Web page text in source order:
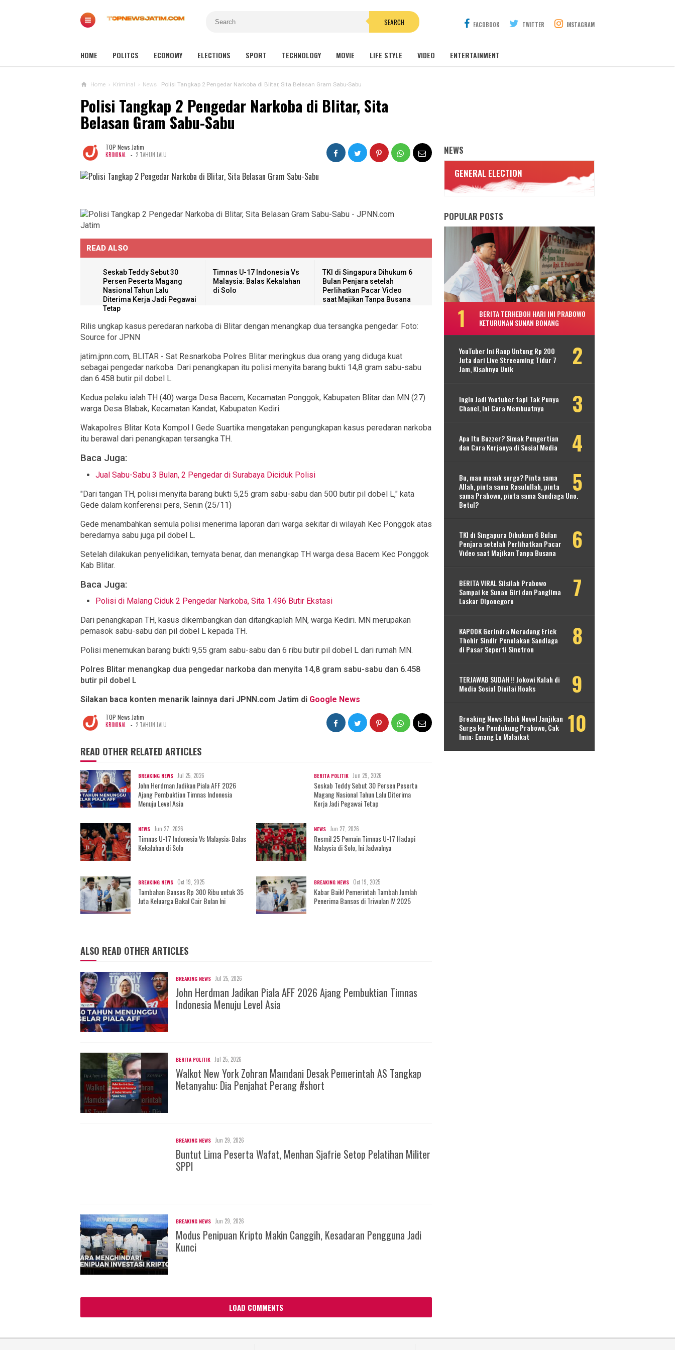
SEARCH FACOBOOK TWITTER INSTAGRAM
HOME POLITCS ECONOMY ELECTIONS SPORT TECHNOLOGY MOVIE LIFE STYLE VIDEO ENTERTAINMENT
Home › Kriminal › News Polisi Tangkap 2 Pengedar Narkoba di Blitar, Sita Belasan Gram Sabu-Sabu
Polisi Tangkap 2 Pengedar Narkoba di Blitar, Sita
Belasan Gram Sabu-Sabu
TOP News Jatim
KRIMINAL - 2 TAHUN LALU
READ ALSO
Seskab Teddy Sebut 30
Persen Peserta Magang
Nasional Tahun Lalu
Diterima Kerja Jadi Pegawai
Tetap
Timnas U-17 Indonesia Vs
Malaysia: Balas Kekalahan
di Solo
TKI di Singapura Dihukum 6
Bulan Penjara setelah
Perlihatkan Pacar Video
saat Majikan Tanpa Busana
Rilis ungkap kasus peredaran narkoba di Blitar dengan menangkap dua tersangka pengedar. Foto:
Source for JPNN
jatim.jpnn.com, BLITAR - Sat Resnarkoba Polres Blitar meringkus dua orang yang diduga kuat
sebagai pengedar narkoba. Dari penangkapan itu polisi menyita barang bukti 14,8 gram sabu-sabu
dan 6.458 butir pil dobel L.
Kedua pelaku ialah TH (40) warga Desa Bacem, Kecamatan Ponggok, Kabupaten Blitar dan MN (27)
warga Desa Blabak, Kecamatan Kandat, Kabupaten Kediri.
Wakapolres Blitar Kota Kompol I Gede Suartika mengatakan pengungkapan kasus peredaran narkoba
itu berawal dari penangkapan tersangka TH.
Baca Juga:
Jual Sabu-Sabu 3 Bulan, 2 Pengedar di Surabaya Diciduk Polisi
"Dari tangan TH, polisi menyita barang bukti 5,25 gram sabu-sabu dan 500 butir pil dobel L," kata
Gede dalam konferensi pers, Senin (25/11)
Gede menambahkan semula polisi menerima laporan dari warga sekitar di wilayah Kec Ponggok atas
beredarnya sabu juga pil dobel L.
Setelah dilakukan penyelidikan, ternyata benar, dan menangkap TH warga desa Bacem Kec Ponggok
Kab Blitar.
Baca Juga:
Polisi di Malang Ciduk 2 Pengedar Narkoba, Sita 1.496 Butir Ekstasi
Dari penangkapan TH, kasus dikembangkan dan ditangkaplah MN, warga Kediri. MN merupakan
pemasok sabu-sabu dan pil dobel L kepada TH.
Polisi menemukan barang bukti 9,55 gram sabu-sabu dan 6 ribu butir pil dobel L dari rumah MN.
Polres Blitar menangkap dua pengedar narkoba dan menyita 14,8 gram sabu-sabu dan 6.458
butir pil dobel L
Silakan baca konten menarik lainnya dari JPNN.com Jatim di Google News
TOP News Jatim
KRIMINAL - 2 TAHUN LALU
READ OTHER RELATED ARTICLES
BREAKING NEWS Jul 25, 2026
John Herdman Jadikan Piala AFF 2026
Ajang Pembuktian Timnas Indonesia
Menuju Level Asia
BERITA POLITIK Jun 29, 2026
Seskab Teddy Sebut 30 Persen Peserta
Magang Nasional Tahun Lalu Diterima
Kerja Jadi Pegawai Tetap
NEWS Jun 27, 2026
Timnas U-17 Indonesia Vs Malaysia: Balas
Kekalahan di Solo
NEWS Jun 27, 2026
Resmi! 25 Pemain Timnas U-17 Hadapi
Malaysia di Solo, Ini Jadwalnya
BREAKING NEWS Oct 19, 2025
Tambahan Bansos Rp 300 Ribu untuk 35
Juta Keluarga Bakal Cair Bulan Ini
BREAKING NEWS Oct 19, 2025
Kabar Baik! Pemerintah Tambah Jumlah
Penerima Bansos di Triwulan IV 2025
ALSO READ OTHER ARTICLES
BREAKING NEWS Jul 25, 2026
John Herdman Jadikan Piala AFF 2026 Ajang Pembuktian Timnas
Indonesia Menuju Level Asia
BERITA POLITIK Jul 25, 2026
Walkot New York Zohran Mamdani Desak Pemerintah AS Tangkap
Netanyahu: Dia Penjahat Perang #short
BREAKING NEWS Jun 29, 2026
Buntut Lima Peserta Wafat, Menhan Sjafrie Setop Pelatihan Militer
SPPI
BREAKING NEWS Jun 29, 2026
Modus Penipuan Kripto Makin Canggih, Kesadaran Pengguna Jadi
Kunci
LOAD COMMENTS
NEWS
GENERAL ELECTION
POPULAR POSTS
BERITA TERHEBOH HARI INI PRABOWO
KETURUNAN SUNAN BONANG
YouTuber Ini Raup Untung Rp 200
Juta dari Live Streeaming Tidur 7
Jam, Kisahnya Unik
Ingin Jadi Youtuber tapi Tak Punya
Chanel, Ini Cara Membuatnya
Apa Itu Buzzer? Simak Pengertian
dan Cara Kerjanya di Sosial Media
Bu, mau masuk surga? Pinta sama
Allah, pinta sama Rasulullah, pinta
sama Prabowo, pinta sama Sandiaga Uno.
Betul?
TKI di Singapura Dihukum 6 Bulan
Penjara setelah Perlihatkan Pacar
Video saat Majikan Tanpa Busana
BERITA VIRAL Silsilah Prabowo
Sampai ke Sunan Giri dan Panglima
Laskar Diponegoro
KAPOOK Gerindra Meradang Erick
Thohir Sindir Penolakan Sandiaga
di Pasar Seperti Sinetron
TERJAWAB SUDAH !! Jokowi Kalah di
Media Sosial Dinilai Hoaks
Breaking News Habib Novel Janjikan
Surga ke Pendukung Prabowo, Cak
Imin: Emang Lu Malaikat